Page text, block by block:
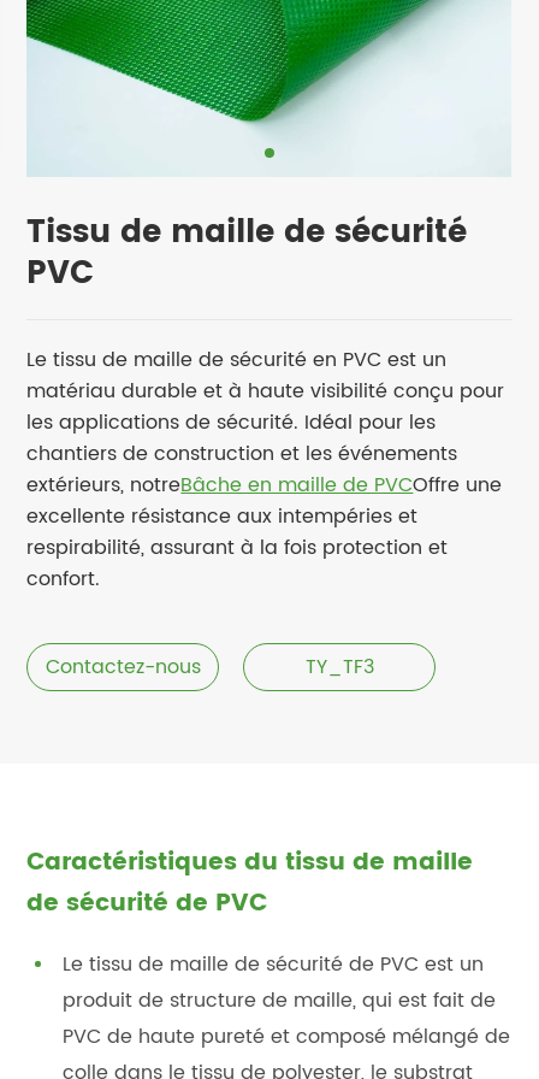
Tissu de maille de sécurité
PVC
Le tissu de maille de sécurité en PVC est un
matériau durable et à haute visibilité conçu pour
les applications de sécurité. Idéal pour les
chantiers de construction et les événements
extérieurs, notreBâche en maille de PVCOffre une
excellente résistance aux intempéries et
respirabilité, assurant à la fois protection et
confort.
Contactez-nous TY_TF3
Caractéristiques du tissu de maille
de sécurité de PVC
Le tissu de maille de sécurité de PVC est un
produit de structure de maille, qui est fait de
PVC de haute pureté et composé mélangé de